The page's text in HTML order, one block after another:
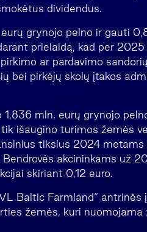
dividendus.
grynojo pelno ir gauti
prielaidą, kad per
ar pardavimo
bei pirkėjų skolų įtakos
mln. eurų grynojo
išaugino turimos žemės
tikslus 2024 metams
akcininkams už
skiriant 0,12 euro.
Baltic Farmland“ antrinės
žemės, kuri nuomojama